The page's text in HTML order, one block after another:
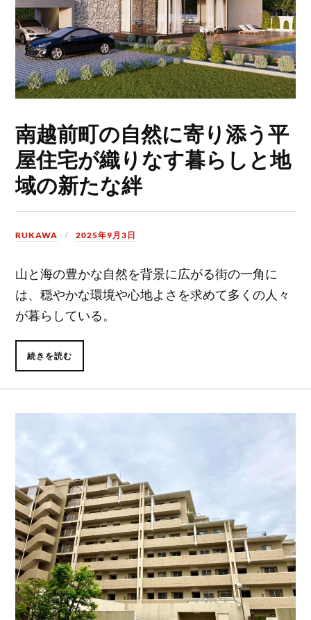
南越前町の自然に寄り添う平
屋住宅が織りなす暮らしと地
域の新たな絆
RUKAWA 2025年9月3日
山と海の豊かな自然を背景に広がる街の一角に
は、穏やかな環境や心地よさを求めて多くの人々
が暮らしている。
続きを読む